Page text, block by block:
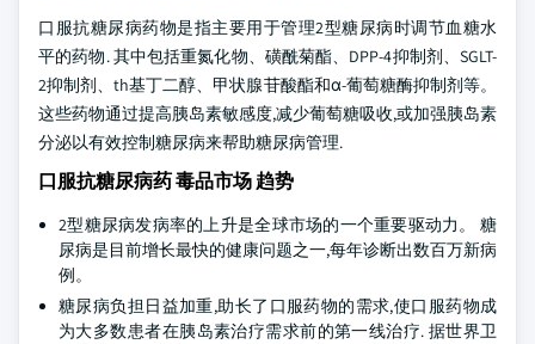
口服抗糖尿病药物是指主要用于管理2型糖尿病时调节血糖水
平的药物. 其中包括重氮化物、磺酰菊酯、DPP-4抑制剂、SGLT-
2抑制剂、th基丁二醇、甲状腺苷酸酯和α-葡萄糖酶抑制剂等。
这些药物通过提高胰岛素敏感度,减少葡萄糖吸收,或加强胰岛素
分泌以有效控制糖尿病来帮助糖尿病管理.
口服抗糖尿病药 毒品市场 趋势
2型糖尿病发病率的上升是全球市场的一个重要驱动力。 糖
尿病是目前增长最快的健康问题之一,每年诊断出数百万新病
例。
糖尿病负担日益加重,助长了口服药物的需求,使口服药物成
为大多数患者在胰岛素治疗需求前的第一线治疗. 据世界卫